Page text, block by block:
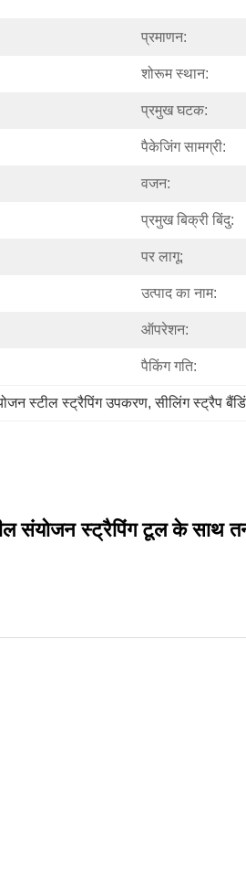
प्रमाणन:
शोरूम स्थान:
प्रमुख घटक:
पैकेजिंग सामग्री:
वजन:
प्रमुख बिक्री बिंदु:
पर लागू:
उत्पाद का नाम:
ऑपरेशन:
पैकिंग गति:
स्टील स्ट्रैपिंग उपकरण, सीलिंग स्ट्रैप
संयोजन स्ट्रैपिंग टूल के साथ